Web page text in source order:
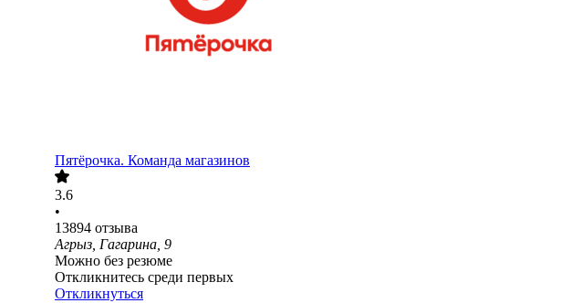
Пятёрочка. Команда магазинов
3.6
•
13894 отзыва
Агрыз, Гагарина, 9
Можно без резюме
Откликнитесь среди первых
Откликнуться